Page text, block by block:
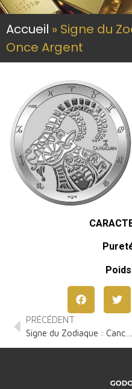
Accueil » Signe du
Once Argent
PRÉCÉDENT